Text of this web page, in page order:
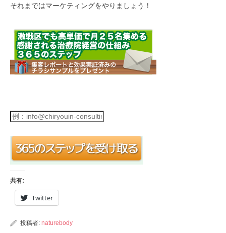
それまではマーケティングをやりましょう！
共有:
Twitter
投稿者: naturebody